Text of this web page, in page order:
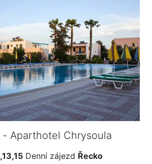
- Aparthotel Chrysoula
Denní zájezd Řecko